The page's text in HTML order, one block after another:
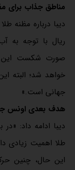
مناطق جذاب برای مظنه طلا ۳۸ میلیون و
ریال با توجه به
صورت شکست این
خواهد شد؛ البته
جهانی است.»
هدف بعدی اونس جهانی طلا
این حال، چنین